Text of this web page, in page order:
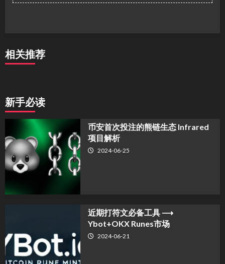
相关推荐
新手必读
币安首次投注的熊链生态 Infrared
项目解析
2024-06-25
近期打符文必备工具 ⟶
Ybot+OKX Runes市场
2024-06-21